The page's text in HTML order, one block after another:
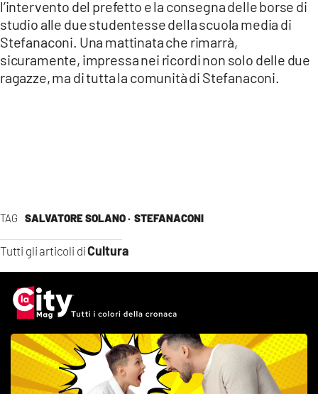
TAG SALVATORE SOLANO · STEFANACONI
Tutti gli articoli diCultura
l’intervento del prefetto e la consegna delle borse di
studio alle due studentesse della scuola media di
Stefanaconi. Una mattinata che rimarrà,
sicuramente, impressa nei ricordi non solo delle due
ragazze, ma di tutta la comunità di Stefanaconi.